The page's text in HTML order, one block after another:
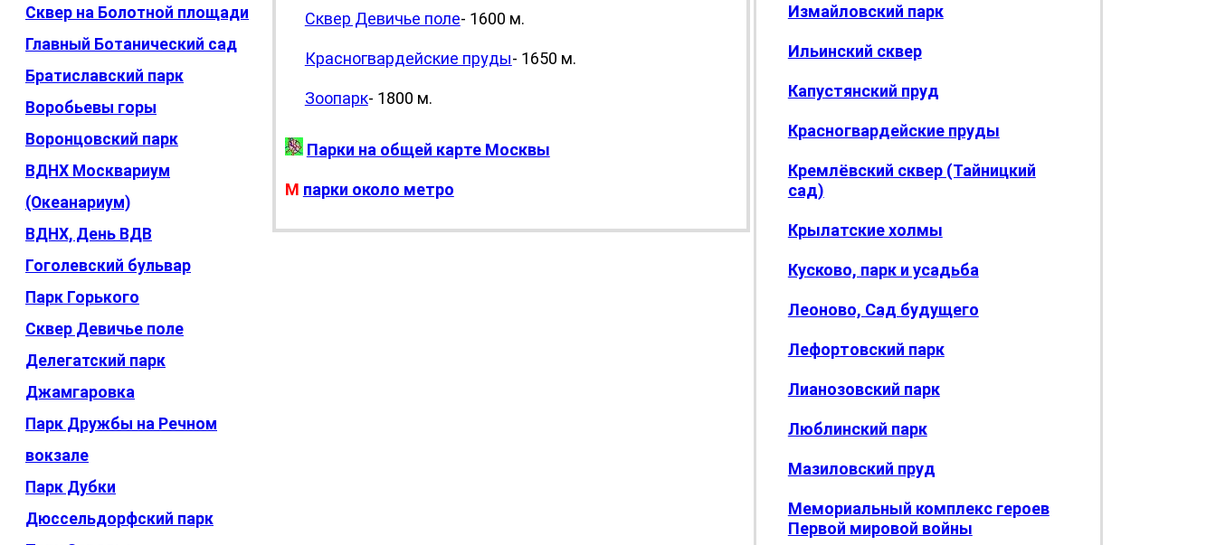
Сквер на Болотной площади
Главный Ботанический сад
Братиславский парк
Воробьевы горы
Воронцовский парк
ВДНХ Москвариум
(Океанариум)
ВДНХ, День ВДВ
Гоголевский бульвар
Парк Горького
Сквер Девичье поле
Делегатский парк
Джамгаровка
Парк Дружбы на Речном
вокзале
Парк Дубки
Дюссельдорфский парк
Сквер Девичье поле- 1600 м.
Красногвардейские пруды- 1650 м.
Зоопарк- 1800 м.
Парки на общей карте Москвы
М парки около метро
Измайловский парк
Ильинский сквер
Капустянский пруд
Красногвардейские пруды
Кремлёвский сквер (Тайницкий
сад)
Крылатские холмы
Кусково, парк и усадьба
Леоново, Сад будущего
Лефортовский парк
Лианозовский парк
Люблинский парк
Мазиловский пруд
Мемориальный комплекс героев
Первой мировой войны